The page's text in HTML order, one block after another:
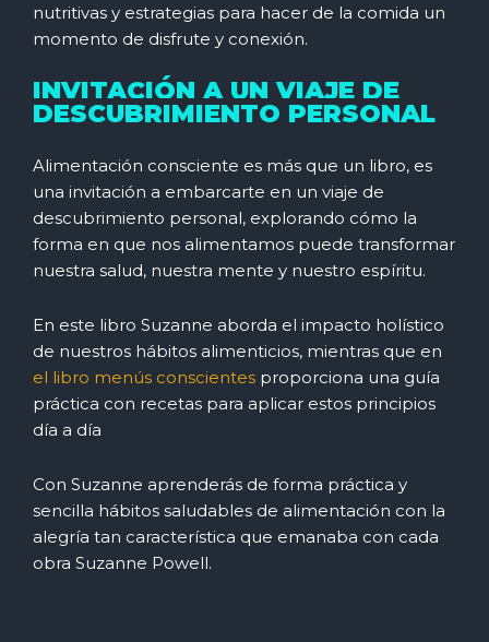
nutritivas y estrategias para hacer de la comida un
momento de disfrute y conexión.
INVITACIÓN A UN VIAJE DE
DESCUBRIMIENTO PERSONAL
Alimentación consciente es más que un libro, es
una invitación a embarcarte en un viaje de
descubrimiento personal, explorando cómo la
forma en que nos alimentamos puede transformar
nuestra salud, nuestra mente y nuestro espíritu.
En este libro Suzanne aborda el impacto holístico
de nuestros hábitos alimenticios, mientras que en
el libro menús conscientes proporciona una guía
práctica con recetas para aplicar estos principios
día a día
Con Suzanne aprenderás de forma práctica y
sencilla hábitos saludables de alimentación con la
alegría tan característica que emanaba con cada
obra Suzanne Powell.